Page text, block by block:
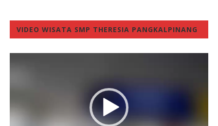
VIDEO WISATA SMP THERESIA PANGKALPINANG